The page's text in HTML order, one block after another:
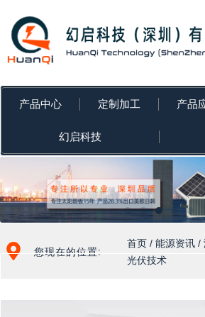
容
产品中心 定制加工 产品
幻启科技
您现在的位置:
首页 /能源资讯 /
光伏技术